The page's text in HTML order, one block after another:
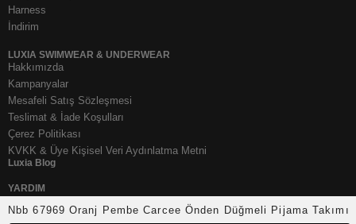
Nbb 67969 Oranj Pembe Carcee Önden Düğmeli Pijama Takımı
Harness
İndirim
LUXIA SWIMWEAR & UNDERWEAR
Hakkımızda
Kampanyalar
Mesafeli Satış Sözleşmesi
Teslimat & İade Koşulları
Çerez Politikası
KVKK & Üye Kişisel Veri Aydınlatma Metni
Luxia Blog
YARDIM
Sıkça Sorulan Sorular
Mağazadan Değişim